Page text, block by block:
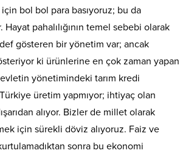
bol bol para basıyoruz; bu da
pahalılığının temel sebebi olarak
gösteren bir yönetim var; ancak
ki ürünlerine en çok zaman yapan
yönetimindeki tarım kredi
üretim yapmıyor; ihtiyaç olan
alıyor. Bizler de millet olarak
için sürekli döviz alıyoruz. Faiz ve
sonra bu ekonomi